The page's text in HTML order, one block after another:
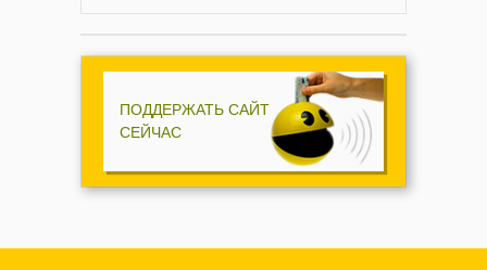
ПОДДЕРЖАТЬ САЙТ
СЕЙЧАС